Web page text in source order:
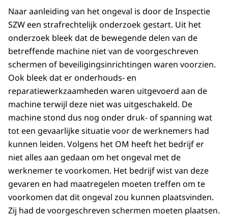
Naar aanleiding van het ongeval is door de Inspectie
SZW een strafrechtelijk onderzoek gestart. Uit het
onderzoek bleek datde bewegende delen van de
betreffende machine niet van de voorgeschreven
schermen of beveiligingsinrichtingen waren voorzien.
Ook bleek dat er onderhouds- en
reparatiewerkzaamheden waren uitgevoerd aan de
machine terwijl deze niet was uitgeschakeld. De
machine stond dus nog onder druk- of spanning wat
tot een gevaarlijke situatie voor de werknemers had
kunnen leiden. Volgens het OM heeft het bedrijf er
niet alles aan gedaan om het ongeval met de
werknemer te voorkomen. Het bedrijf wist van deze
gevaren en had maatregelen moeten treffen om te
voorkomen dat dit ongeval zou kunnen plaatsvinden.
Zij had de voorgeschreven schermen moeten plaatsen.